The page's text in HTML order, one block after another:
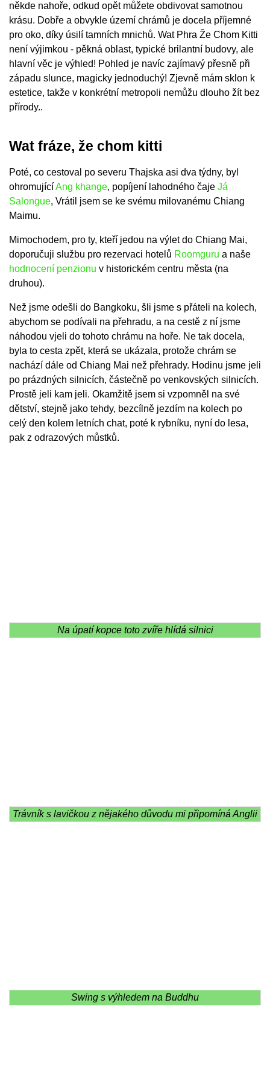
někde nahoře, odkud opět můžete obdivovat samotnou
krásu. Dobře a obvykle území chrámů je docela příjemné
pro oko, díky úsilí tamních mnichů. Wat Phra Že Chom Kitti
není výjimkou - pěkná oblast, typické brilantní budovy, ale
hlavní věc je výhled! Pohled je navíc zajímavý přesně při
západu slunce, magicky jednoduchý! Zjevně mám sklon k
estetice, takže v konkrétní metropoli nemůžu dlouho žít bez
přírody..
Wat fráze, že chom kitti
Poté, co cestoval po severu Thajska asi dva týdny, byl
ohromujícíAng khange, popíjení lahodného čaje Já
Salongue, Vrátil jsem se ke svému milovanému Chiang
Maimu.
Mimochodem, pro ty, kteří jedou na výlet do Chiang Mai,
doporučuji službu pro rezervaci hotelů Roomguru a naše
hodnocení penzionu v historickém centru města (na
druhou).
Než jsme odešli do Bangkoku, šli jsme s přáteli na kolech,
abychom se podívali na přehradu, a na cestě z ní jsme
náhodou vjeli do tohoto chrámu na hoře. Ne tak docela,
byla to cesta zpět, která se ukázala, protože chrám se
nachází dále od Chiang Mai než přehrady. Hodinu jsme jeli
po prázdných silnicích, částečně po venkovských silnicích.
Prostě jeli kam jeli. Okamžitě jsem si vzpomněl na své
dětství, stejně jako tehdy, bezcílně jezdím na kolech po
celý den kolem letních chat, poté k rybníku, nyní do lesa,
pak z odrazových můstků.
Na úpatí kopce toto zvíře hlídá silnici
Trávník s lavičkou z nějakého důvodu mi připomíná Anglii
Swing s výhledem na Buddhu